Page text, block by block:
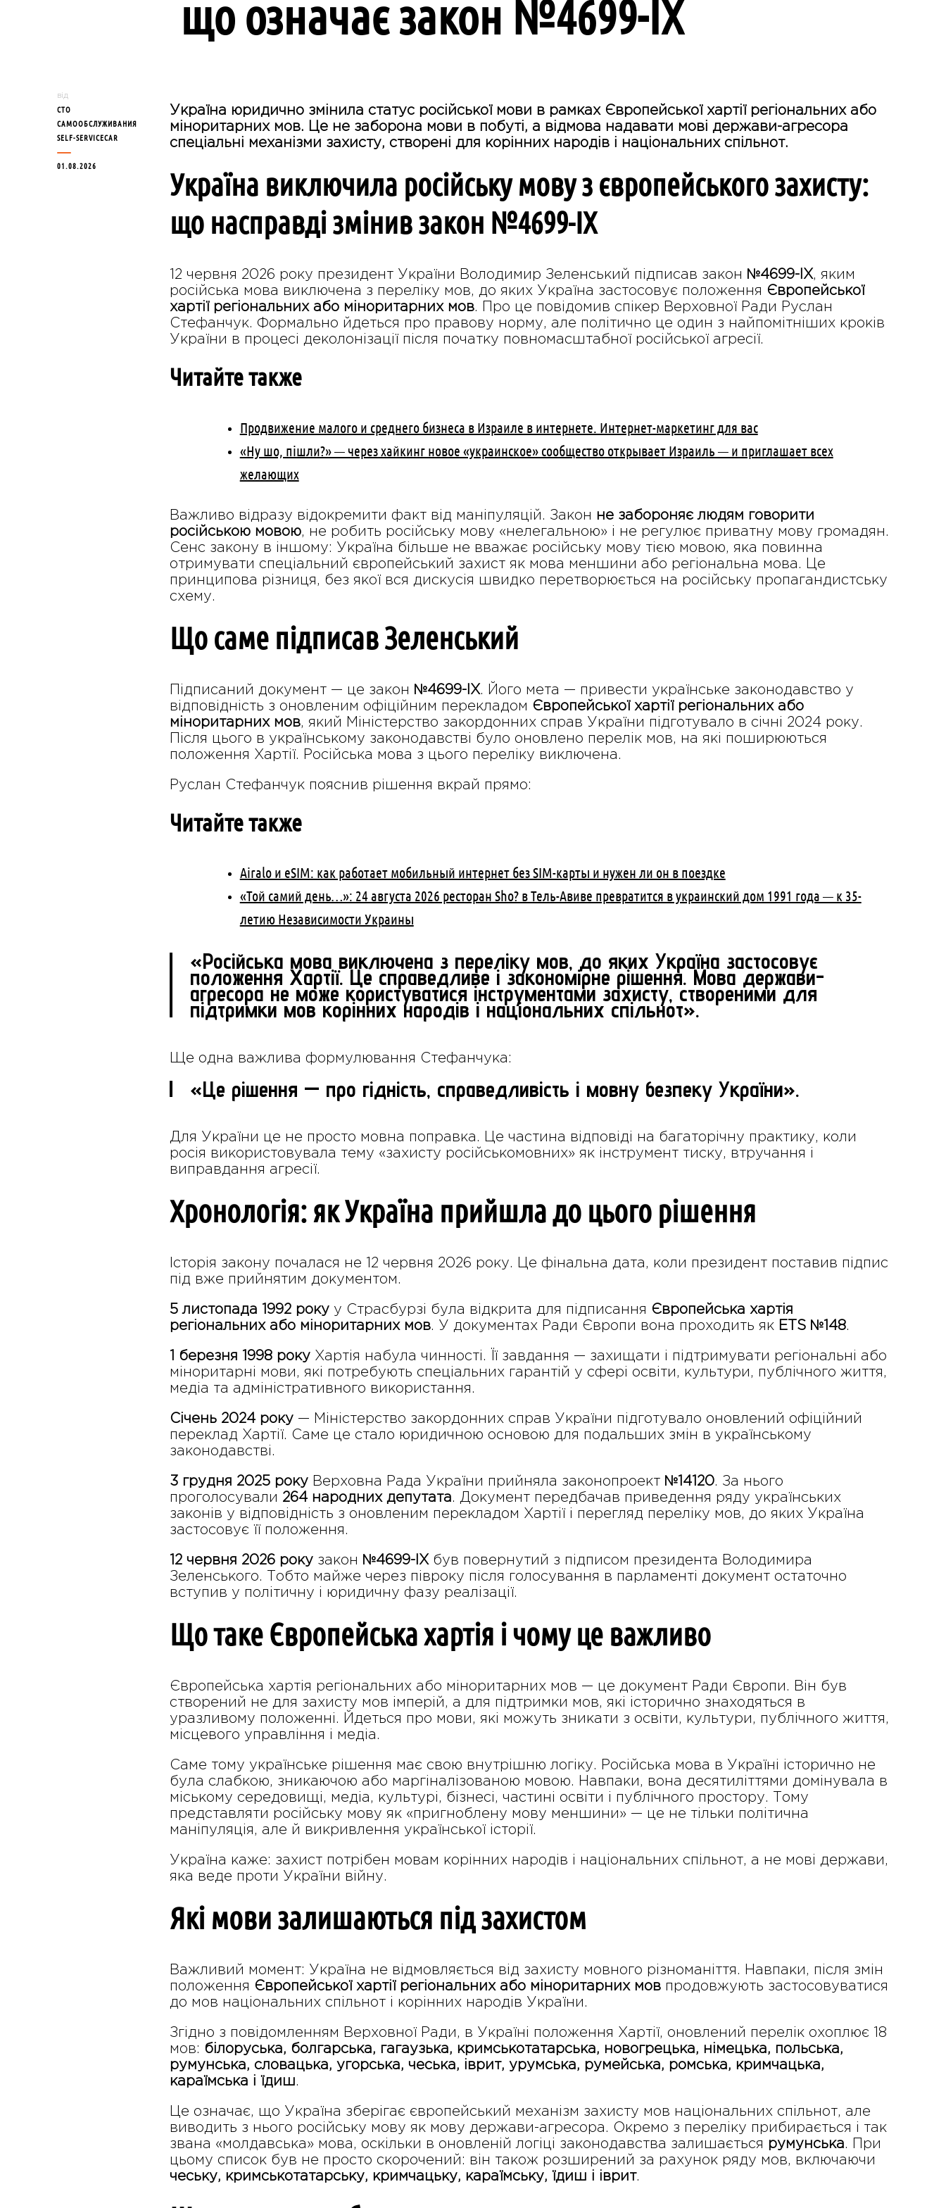
що означає закон №4699-IX
від
СТО
САМООБСЛУЖИВАНИЯ
SELF-SERVICECAR
01.08.2026
Україна юридично змінила статус російської мови в рамках Європейської хартії регіональних або
міноритарних мов. Це не заборона мови в побуті, а відмова надавати мові держави-агресора
спеціальні механізми захисту, створені для корінних народів і національних спільнот.
Україна виключила російську мову з європейського захисту:
що насправді змінив закон №4699-IX
12 червня 2026 року президент України Володимир Зеленський підписав закон №4699-IX, яким
російська мова виключена з переліку мов, до яких Україна застосовує положення Європейської
хартії регіональних або міноритарних мов. Про це повідомив спікер Верховної Ради Руслан
Стефанчук. Формально йдеться про правову норму, але політично це один з найпомітніших кроків
України в процесі деколонізації після початку повномасштабної російської агресії.
Читайте также
Продвижение малого и среднего бизнеса в Израиле в интернете. Интернет-маркетинг для вас
«Ну шо, пішли?» — через хайкинг новое «украинское» сообщество открывает Израиль — и приглашает всех
желающих
Важливо відразу відокремити факт від маніпуляцій. Закон не забороняє людям говорити
російською мовою, не робить російську мову «нелегальною» і не регулює приватну мову громадян.
Сенс закону в іншому: Україна більше не вважає російську мову тією мовою, яка повинна
отримувати спеціальний європейський захист як мова меншини або регіональна мова. Це
принципова різниця, без якої вся дискусія швидко перетворюється на російську пропагандистську
схему.
Що саме підписав Зеленський
Підписаний документ — це закон №4699-IX . Його мета — привести українське законодавство у
відповідність з оновленим офіційним перекладом Європейської хартії регіональних або
міноритарних мов, який Міністерство закордонних справ України підготувало в січні 2024 року.
Після цього в українському законодавстві було оновлено перелік мов, на які поширюються
положення Хартії. Російська мова з цього переліку виключена.
Руслан Стефанчук пояснив рішення вкрай прямо:
Читайте также
Airalo и eSIM: как работает мобильный интернет без SIM-карты и нужен ли он в поездке
«Той самий день…»: 24 августа 2026 ресторан Sho? в Тель-Авиве превратится в украинский дом 1991 года — к 35-
летию Независимости Украины
«Російська мова виключена з переліку мов, до яких Україна застосовує
положення Хартії. Це справедливе і закономірне рішення. Мова держави-
агресора не може користуватися інструментами захисту, створеними для
підтримки мов корінних народів і національних спільнот».
Ще одна важлива формулювання Стефанчука:
«Це рішення — про гідність, справедливість і мовну безпеку України».
Для України це не просто мовна поправка. Це частина відповіді на багаторічну практику, коли
росія використовувала тему «захисту російськомовних» як інструмент тиску, втручання і
виправдання агресії.
Хронологія: як Україна прийшла до цього рішення
Історія закону почалася не 12 червня 2026 року. Це фінальна дата, коли президент поставив підпис
під вже прийнятим документом.
5 листопада 1992 рокуу Страсбурзі була відкрита для підписання Європейська хартія
регіональних або міноритарних мов. У документах Ради Європи вона проходить як ETS №148.
1 березня 1998 рокуХартія набула чинності. Її завдання — захищати і підтримувати регіональні або
міноритарні мови, які потребують спеціальних гарантій у сфері освіти, культури, публічного життя,
медіа та адміністративного використання.
Січень 2024 року— Міністерство закордонних справ України підготувало оновлений офіційний
переклад Хартії. Саме це стало юридичною основою для подальших змін в українському
законодавстві.
3 грудня 2025 рокуВерховна Рада України прийняла законопроект №14120. За нього
проголосували 264 народних депутата. Документ передбачав приведення ряду українських
законів у відповідність з оновленим перекладом Хартії і перегляд переліку мов, до яких Україна
застосовує її положення.
12 червня 2026 рокузакон №4699-IXбув повернутий з підписом президента Володимира
Зеленського. Тобто майже через півроку після голосування в парламенті документ остаточно
вступив у політичну і юридичну фазу реалізації.
Що таке Європейська хартія і чому це важливо
Європейська хартія регіональних або міноритарних мов — це документ Ради Європи. Він був
створений не для захисту мов імперій, а для підтримки мов, які історично знаходяться в
уразливому положенні. Йдеться про мови, які можуть зникати з освіти, культури, публічного життя,
місцевого управління і медіа.
Саме тому українське рішення має свою внутрішню логіку. Російська мова в Україні історично не
була слабкою, зникаючою або маргіналізованою мовою. Навпаки, вона десятиліттями домінувала в
міському середовищі, медіа, культурі, бізнесі, частині освіти і публічного простору. Тому
представляти російську мову як «пригноблену мову меншини» — це не тільки політична
маніпуляція, але й викривлення української історії.
Україна каже: захист потрібен мовам корінних народів і національних спільнот, а не мові держави,
яка веде проти України війну.
Які мови залишаються під захистом
Важливий момент: Україна не відмовляється від захисту мовного різноманіття. Навпаки, після змін
положення Європейської хартії регіональних або міноритарних мовпродовжують застосовуватися
до мов національних спільнот і корінних народів України.
Згідно з повідомленням Верховної Ради, в Україні положення Хартії, оновлений перелік охоплює 18
мов: білоруська, болгарська, гагаузька, кримськотатарська, новогрецька, німецька, польська,
румунська, словацька, угорська, чеська, іврит, урумська, румейська, ромська, кримчацька,
караїмська і їдиш.
Це означає, що Україна зберігає європейський механізм захисту мов національних спільнот, але
виводить з нього російську мову як мову держави-агресора. Окремо з переліку прибирається і так
звана «молдавська» мова, оскільки в оновленій логіці законодавства залишається румунська. При
цьому список був не просто скорочений: він також розширений за рахунок ряду мов, включаючи
чеську, кримськотатарську, кримчацьку, караїмську, їдиш і іврит.